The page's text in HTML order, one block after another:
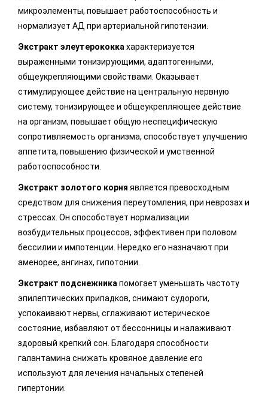
микроэлементы, повышает работоспособность и
нормализует АД при артериальной гипотензии.
Экстракт элеутерококкахарактеризуется
выраженными тонизирующими, адаптогенными,
общеукрепляющими свойствами. Оказывает
стимулирующее действие на центральную нервную
систему, тонизирующее и общеукрепляющее действие
на организм, повышает общую неспецифическую
сопротивляемость организма, способствует улучшению
аппетита, повышению физической и умственной
работоспособности.
Экстракт золотого корня является превосходным
средством для снижения переутомления, при неврозах и
стрессах. Он способствует нормализации
возбудительных процессов, эффективен при половом
бессилии и импотенции. Нередко его назначают при
аменорее, ангинах, гипотонии.
Экстракт подснежникапомогает уменьшать частоту
эпилептических припадков, снимают судороги,
успокаивают нервы, сглаживают истерическое
состояние, избавляют от бессонницы и налаживают
здоровый крепкий сон. Благодаря способности
галантамина снижать кровяное давление его
используют для лечения начальных степеней
гипертонии.